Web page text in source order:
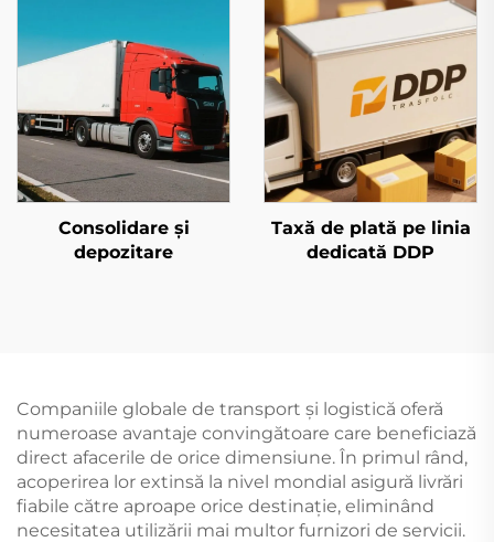
Consolidare și
depozitare
Taxă de plată pe linia
dedicată DDP
Companiile globale de transport și logistică oferă
numeroase avantaje convingătoare care beneficiază
direct afacerile de orice dimensiune. În primul rând,
acoperirea lor extinsă la nivel mondial asigură livrări
fiabile către aproape orice destinație, eliminând
necesitatea utilizării mai multor furnizori de servicii.